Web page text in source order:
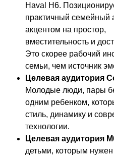
Haval H6.
практичный семейный
акцентом на простор,
вместительность и
Это скорее рабочий
семьи, чем источник
Целевая аудитория
Молодые люди, пары
одним ребенком,
стиль, динамику и
технологии.
Целевая аудитория
детьми, которым